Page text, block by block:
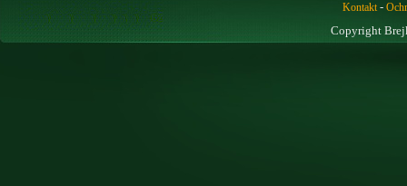
Kontakt-
Copyright